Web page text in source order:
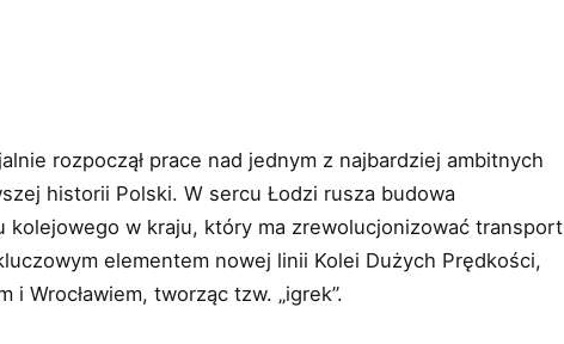
rozpoczął prace nad jednym z najbardziej ambitnych
historii Polski. W sercu Łodzi rusza budowa
kolejowego w kraju, który ma zrewolucjonizować transport
elementem nowej linii Kolei Dużych Prędkości,
i Wrocławiem, tworząc tzw. „igrek”.